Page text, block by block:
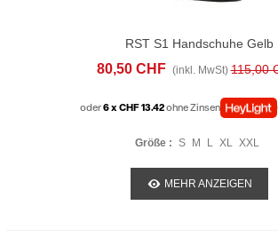
RST S1 Handschuhe Gelb
80,50 CHF (inkl. MwSt) 115,00
oder6 x CHF 13.42ohne Zinsen
Größe : S M L XL XXL
MEHR ANZEIGEN